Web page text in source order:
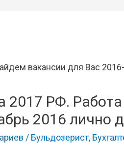
2017 РФ.
2016 лично
/ Бульдозерист,